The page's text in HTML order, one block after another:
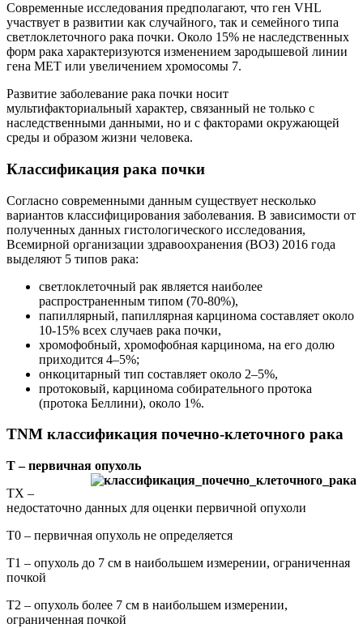
Современные исследования предполагают, что ген VHL
участвует в развитии как случайного, так и семейного типа
светлоклеточного рака почки. Около 15% не наследственных
форм рака характеризуются изменением зародышевой линии
гена MET или увеличением хромосомы 7.
Развитие заболевание рака почки носит
мультифакториальный характер, связанный не только с
наследственными данными, но и с факторами окружающей
среды и образом жизни человека.
Классификация рака почки
Согласно современными данным существует несколько
вариантов классифицирования заболевания. В зависимости от
полученных данных гистологического исследования,
Всемирной организации здравоохранения (ВОЗ) 2016 года
выделяют 5 типов рака:
светлоклеточный рак является наиболее
распространенным типом (70-80%),
папиллярный, папиллярная карцинома составляет около
10-15% всех случаев рака почки,
хромофобный, хромофобная карцинома, на его долю
приходится 4–5%;
онкоцитарный тип составляет около 2–5%,
протоковый, карцинома собирательного протока
(протока Беллини), около 1%.
TNM классификация почечно-клеточного рака
T – первичная опухоль
ТX –
недостаточно данных для оценки первичной опухоли
Т0 – первичная опухоль не определяется
Т1 – опухоль до 7 см в наибольшем измерении, ограниченная
почкой
Т2 – опухоль более 7 см в наибольшем измерении,
ограниченная почкой